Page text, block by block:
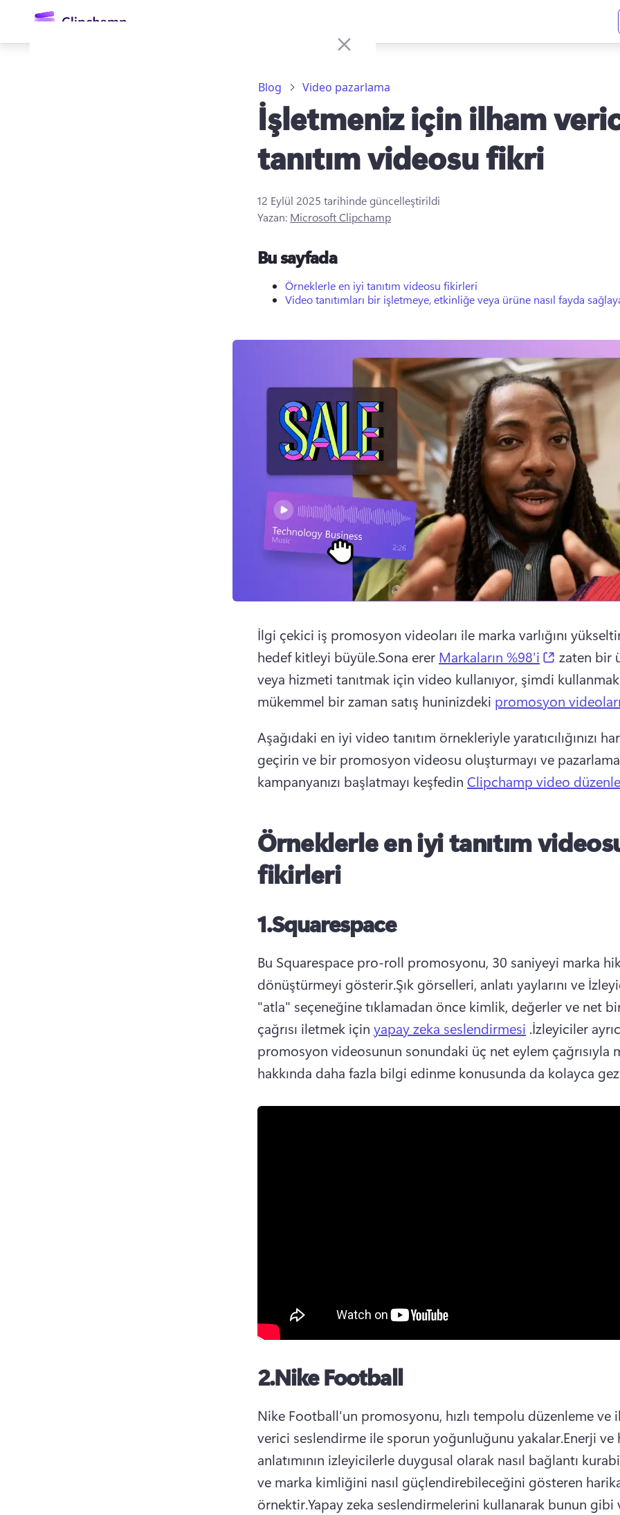
Blog Video pazarlama
İşletmeniz için ilham
tanıtım videosu fikri
12 Eylül 2025 tarihinde güncelleştirildi
Yazan: Microsoft Clipchamp
Bu sayfada
Örneklerle en iyi tanıtım videosu fikirleri
Video tanıtımları bir işletmeye, etkinliğe veya ürüne nasıl fayda
İlgi çekici iş promosyon videoları ile marka varlığını
hedef kitleyi büyüle.Sona erer Markaların %98'i (opens in
zaten bir
veya hizmeti tanıtmak için video kullanıyor, şimdi
mükemmel bir zaman satış huninizdeki promosyon videoları
Aşağıdaki en iyi video tanıtım örnekleriyle yaratıcılığınızı
geçirin ve bir promosyon videosu oluşturmayı ve pazarlama
kampanyanızı başlatmayı keşfedin Clipchamp video
Örneklerle en iyi tanıtım
fikirleri
1.Squarespace
Bu Squarespace pro-roll promosyonu, 30 saniyeyi marka
dönüştürmeyi gösterir.Şık görselleri, anlatı yaylarını ve
"atla" seçeneğine tıklamadan önce kimlik, değerler ve net
çağrısı iletmek için yapay zeka seslendirmesi .İzleyiciler
promosyon videosunun sonundaki üç net eylem çağrısıyla
hakkında daha fazla bilgi edinme konusunda da kolayca
2.Nike Football
Nike Football'un promosyonu, hızlı tempolu düzenleme ve
verici seslendirme ile sporun yoğunluğunu yakalar.Enerji ve
anlatımının izleyicilerle duygusal olarak nasıl bağlantı
ve marka kimliğini nasıl güçlendirebileceğini gösteren
örnektir.Yapay zeka seslendirmelerini kullanarak bunun gibi